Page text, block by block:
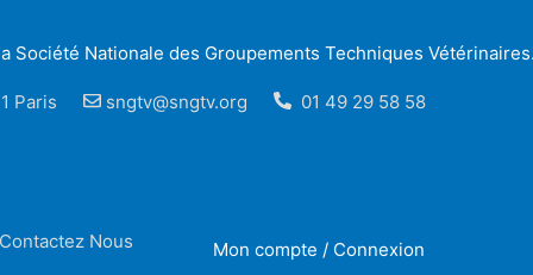
Société Nationale des Groupements Techniques
Paris sngtv@sngtv.org 01 49 29 58 58
Contactez Nous Mon compte / Connexion